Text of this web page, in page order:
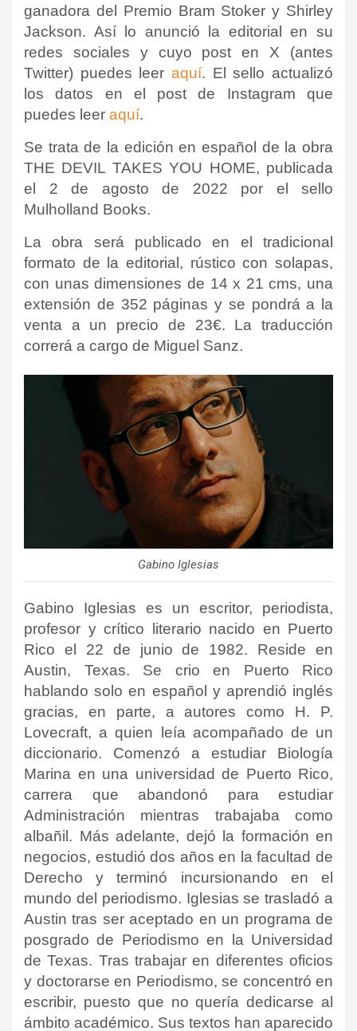
ganadora del Premio Bram Stoker y Shirley
Jackson. Así lo anunció la editorial en su
redes sociales y cuyo post en X (antes
Twitter) puedes leer aquí. El sello actualizó
los datos en el post de Instagram que
puedes leer aquí.
Se trata de la edición en español de la obra
THE DEVIL TAKES YOU HOME, publicada
el 2 de agosto de 2022 por el sello
Mulholland Books.
La obra será publicado en el tradicional
formato de la editorial, rústico con solapas,
con unas dimensiones de 14 x 21 cms, una
extensión de 352 páginas y se pondrá a la
venta a un precio de 23€. La traducción
correrá a cargo de Miguel Sanz.
Gabino Iglesias
Gabino Iglesias es un escritor, periodista,
profesor y crítico literario nacido en Puerto
Rico el 22 de junio de 1982. Reside en
Austin, Texas. Se crio en Puerto Rico
hablando solo en español y aprendió inglés
gracias, en parte, a autores como H. P.
Lovecraft, a quien leía acompañado de un
diccionario. Comenzó a estudiar Biología
Marina en una universidad de Puerto Rico,
carrera que abandonó para estudiar
Administración mientras trabajaba como
albañil. Más adelante, dejó la formación en
negocios, estudió dos años en la facultad de
Derecho y terminó incursionando en el
mundo del periodismo. Iglesias se trasladó a
Austin tras ser aceptado en un programa de
posgrado de Periodismo en la Universidad
de Texas. Tras trabajar en diferentes oficios
y doctorarse en Periodismo, se concentró en
escribir, puesto que no quería dedicarse al
ámbito académico. Sus textos han aparecido